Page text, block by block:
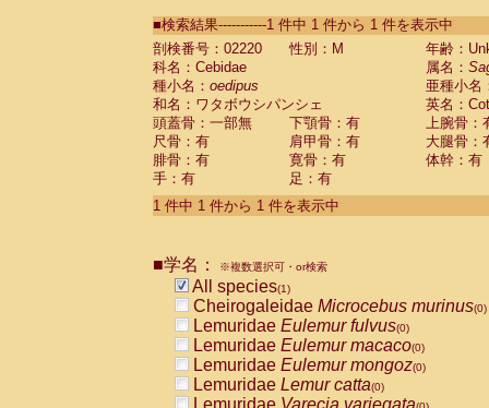
CebidaeSaguinus labiatus(0)
Cebidae Saguinus leucopus (0)
Cebidae
Cebidae
CebidaeSaguinus nigricollis (0)
Cebidae Saguinus oedipus
Cebidae Saguinus weddelli
Cebidae Saguinusspp.
Cebidae Aotus trivirgatus
Cebidae Cebus albifrons
CebidaeCebus nigrivittatus
CebidaeCebus
CebidaeSaimiri boliviensis(0)
CebidaeSaimiri sciureus(0)
AtelidaeAlouatta caraya(0)
AtelidaeAlouatta fusca(0)
AtelidaeAlouatta seniculus
AtelidaeAlouattaspp.(0)
■検索結果-----------1 件中 1 件から 1 件を表示中
剖検番号：02220
性別：M
年齢：
科名：Cebidae
属名：
種小名： oedipus
亜種小名
和名：ワタボウシパンシェ
英名：
頭蓋骨：一部無
下顎骨：有
上腕骨：
尺骨：有
肩甲骨：有
大腿骨：
腓骨：有
寛骨：有
体幹：有
手：有
足：有
1 件中 1 件から 1 件を表示中
■学名： ※複数選択可・or検索
All species(1)
Cheirogaleidae Microcebus murinus(0)
Lemuridae Eulemur fulvus(0)
Lemuridae Eulemur macaco(0)
Lemuridae Eulemur mongoz(0)
Lemuridae Lemur catta(0)
Lemuridae Varecia variegata